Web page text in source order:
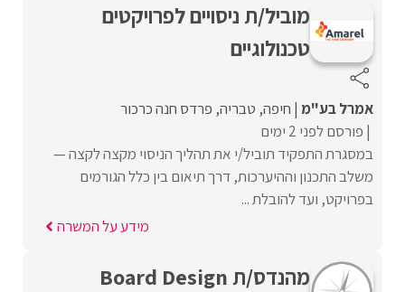
מוביל/ת ניסויים לפרויקטים
טכנולוגיים
אמרל בע"מ חיפה טבריה פרדס חנה כרכור
פורסם לפני 2 ימים
במסגרת התפקיד תוביל/י את תהליך הניסוי מקצה לקצה —
משלב התכנון וההיערכות, דרך תיאום בין כלל הגורמים
בפרויקט, ועד להובלת ...
מידע על המשרה
מהנדס/ת Board Design